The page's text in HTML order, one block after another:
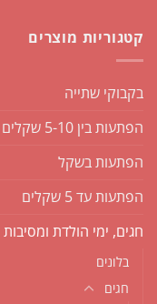
קטגוריות מוצרים
בקבוקי שתייה
הפתעות בין 5-10 שקלים
הפתעות בשקל
הפתעות עד 5 שקלים
חגים, ימי הולדת ומסיבות
בלונים
חגים